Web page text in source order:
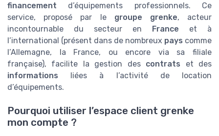
financement d’équipements professionnels. Ce
service, proposé par le groupe grenke, acteur
incontournable du secteur en France et à
l’international (présent dans de nombreux pays comme
l’Allemagne, la France, ou encore via sa filiale
française), facilite la gestion des contrats et des
informations liées à l’activité de location
d’équipements.
Pourquoi utiliser l’espace client grenke
mon compte ?